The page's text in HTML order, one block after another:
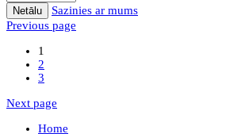
Netālu
Sazinies ar mums
Previous page
1
2
3
Next page
Home